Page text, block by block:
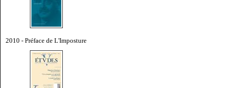
2010 - Préface de L'Imposture